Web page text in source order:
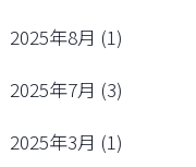
2025年8月 (1)
2025年7月 (3)
2025年3月 (1)